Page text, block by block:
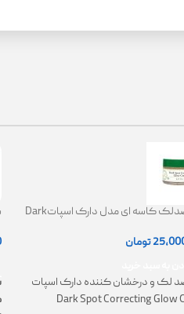
کرم ضدلک کاسه ای مدل دارک اسپاتDark
تومان
لک و درخشان کننده دارک اسپات
Dark Spot Correcting Glow